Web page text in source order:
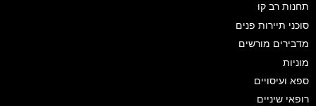
תחנות רב קו
סוכני תיירות פנים
מדבירים מורשים
מוניות
ספא ועיסויים
רופאי שיניים